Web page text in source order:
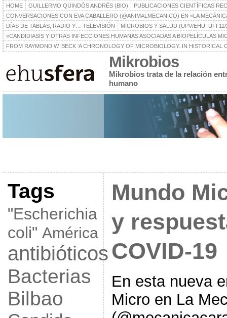
HOME GUILLERMO QUINDÓS ANDRÉS (BIO)
PUBLICACIONES CIENTÍFICAS
CONVERSACIONES CON EVA CABALLERO (@ANIMALMECANICO) EN «LA
DÍAS DE TABLAS, RADIO Y… TELEVISIÓN
MICROBIOS Y SALUD (UPV/EHU: UFI
«CANDIDIASIS Y OTRAS INFECCIONES HUMANAS ASOCIADAS A BIOPELÍCULAS
FROM RAYMOND W. BECK ‘A CHRONOLOGY OF MICROBIOLOGY. IN
Mikrobios
Mikrobios trata de la relación
humano
Tags
"Escherichia
coli" América
antibióticos
Bacterias
Bilbao
Mundo
y
COVID-19
En esta nueva
Micro en La